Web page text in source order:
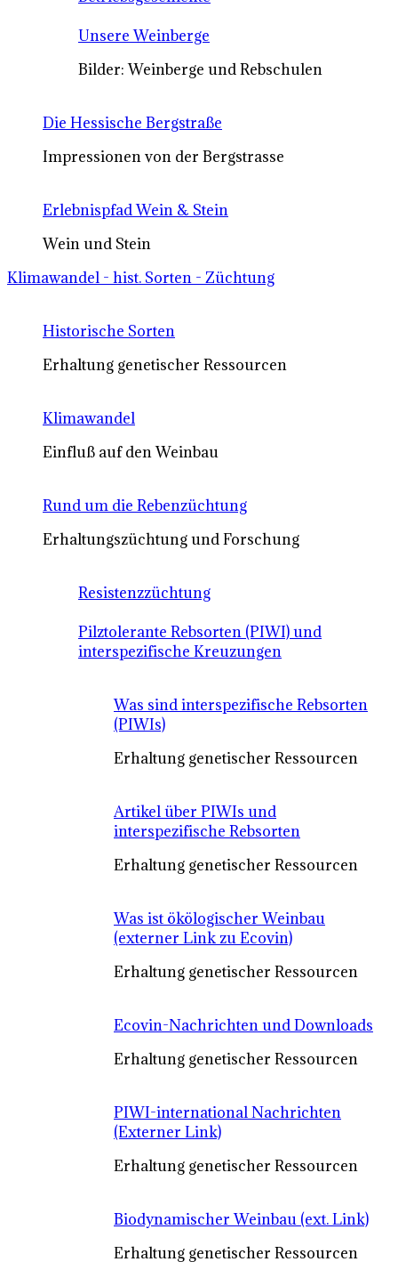
Unsere Weinberge
Bilder: Weinberge und Rebschulen
Die Hessische Bergstraße
Impressionen von der Bergstrasse
Erlebnispfad Wein & Stein
Wein und Stein
Klimawandel - hist. Sorten - Züchtung
Historische Sorten
Erhaltung genetischer Ressourcen
Klimawandel
Einfluß auf den Weinbau
Rund um die Rebenzüchtung
Erhaltungszüchtung und Forschung
Resistenzzüchtung
Pilztolerante Rebsorten (PIWI) und
interspezifische Kreuzungen
Was sind interspezifische Rebsorten
(PIWIs)
Erhaltung genetischer Ressourcen
Artikel über PIWIs und
interspezifische Rebsorten
Erhaltung genetischer Ressourcen
Was ist ökölogischer Weinbau
(externer Link zu Ecovin)
Erhaltung genetischer Ressourcen
Ecovin-Nachrichten und Downloads
Erhaltung genetischer Ressourcen
PIWI-international Nachrichten
(Externer Link)
Erhaltung genetischer Ressourcen
Biodynamischer Weinbau (ext. Link)
Erhaltung genetischer Ressourcen